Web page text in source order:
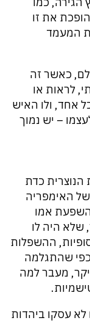
את זו
המעמד
כאשר זה
לראות או
אחד, ולו האיש
– יש נמוך
הנוצרית כדת
האימפריה
ה-4 לס"הנ (בהשפעת אמו
שלא היה לו
ההשפלות
כפי שהתגלמה
מעבר למה
לא עסקו ביהדות